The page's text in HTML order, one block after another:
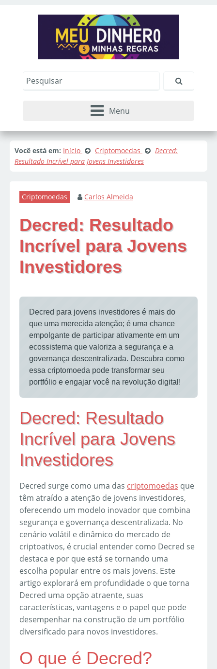
Menu
Você está em: Início Criptomoedas
Decred:
Resultado Incrível para Jovens Investidores
Criptomoedas Carlos Almeida
Decred: Resultado
Incrível para Jovens
Investidores
Decred para jovens investidores é mais do
que uma merecida atenção; é uma chance
empolgante de participar ativamente em um
ecossistema que valoriza a segurança e a
governança descentralizada. Descubra como
essa criptomoeda pode transformar seu
portfólio e engajar você na revolução digital!
Decred: Resultado
Incrível para Jovens
Investidores
Decred surge como uma das criptomoedas que
têm atraído a atenção de jovens investidores,
oferecendo um modelo inovador que combina
segurança e governança descentralizada. No
cenário volátil e dinâmico do mercado de
criptoativos, é crucial entender como Decred se
destaca e por que está se tornando uma
escolha popular entre os mais jovens. Este
artigo explorará em profundidade o que torna
Decred uma opção atraente, suas
características, vantagens e o papel que pode
desempenhar na construção de um portfólio
diversificado para novos investidores.
O que é Decred?